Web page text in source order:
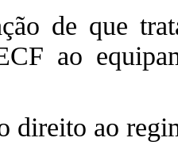
de que
ao
direito ao